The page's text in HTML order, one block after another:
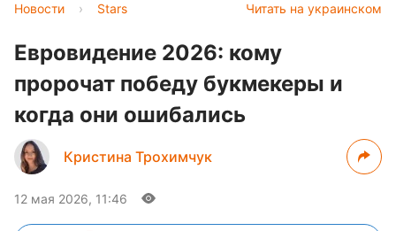
Читать на украинском
Новости › Stars
Евровидение 2026: кому
пророчат победу букмекеры и
когда они ошибались
Кристина Трохимчук
12 мая 2026, 11:46